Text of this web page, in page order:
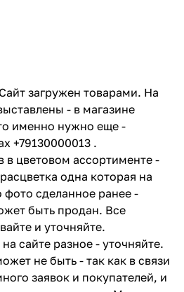
загружен товарами. На
- в магазине
именно нужно еще -
+79130000013 .
в цветовом ассортименте -
одна которая на
фото сделанное ранее -
быть продан. Все
и уточняйте.
сайте разное - уточняйте.
не быть - так как в связи
заявок и покупателей, и